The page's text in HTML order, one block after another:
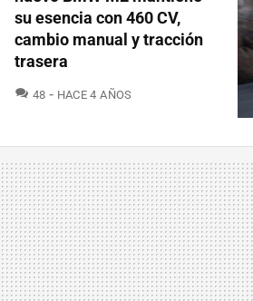
su esencia con 460 CV,
cambio manual y tracción
trasera
48 COMENTARIOS
HACE 4 AÑOS